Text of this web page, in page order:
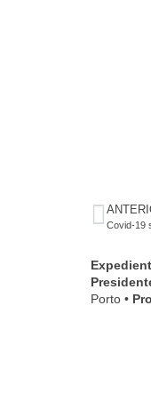
Covid-19
Porto •